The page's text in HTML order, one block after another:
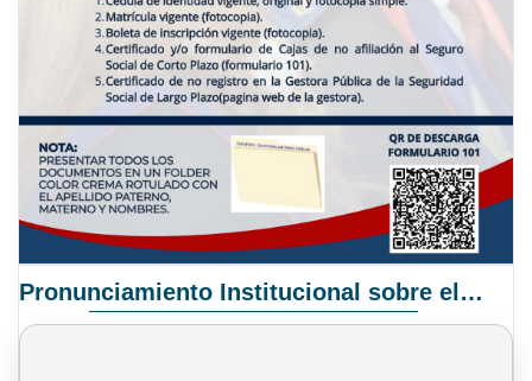
Pronunciamiento Institucional sobre el Proyecto de Ley N° 068/2025-2026 C.S.